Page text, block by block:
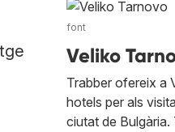
font
Veliko
Trabber ofereix a
hotels per als
ciutat de